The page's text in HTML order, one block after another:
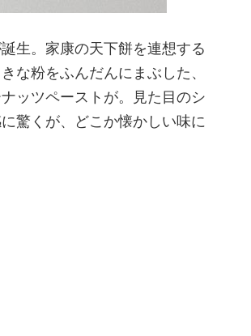
生。家康の天下餅を連想する
な粉をふんだんにまぶした、
ッツペーストが。見た目のシ
驚くが、どこか懐かしい味に